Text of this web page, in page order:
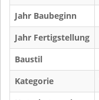
Jahr Baubeginn
Jahr Fertigstellung
Baustil
Kategorie